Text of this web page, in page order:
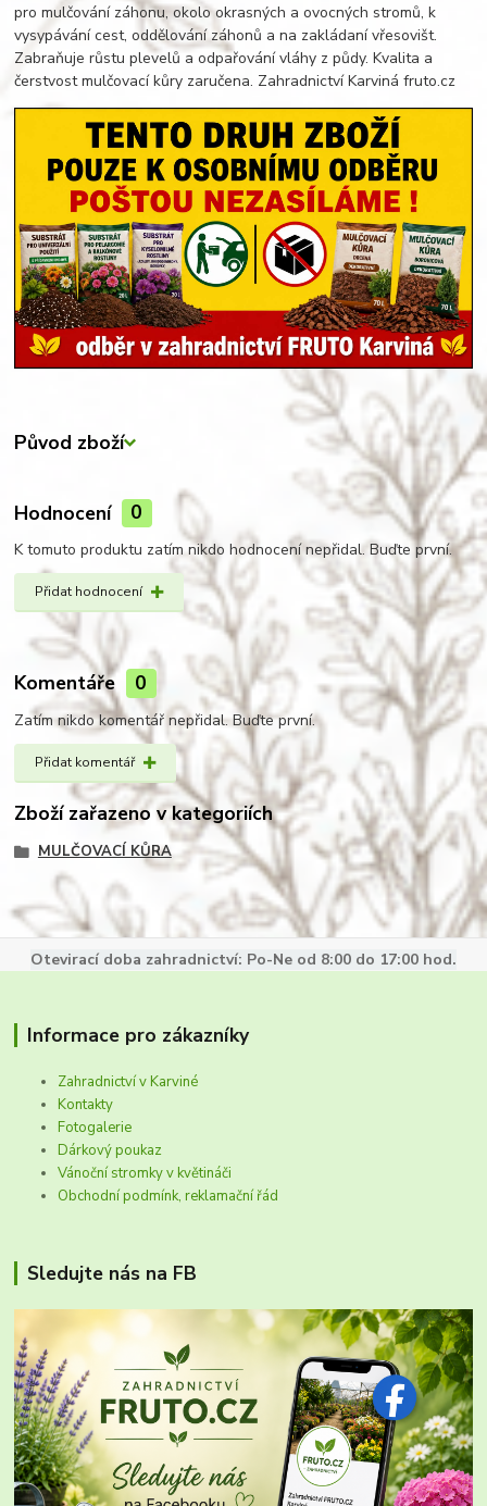
pro mulčování záhonu, okolo okrasných a ovocných stromů, k
vysypávání cest, oddělování záhonů a na zakládaní vřesovišt.
Zabraňuje růstu plevelů a odpařování vláhy z půdy. Kvalita a
čerstvost mulčovací kůry zaručena. Zahradnictví Karviná fruto.cz
Původ zboží
Hodnocení 0
K tomuto produktu zatím nikdo hodnocení nepřidal. Buďte první.
Přidat hodnocení
Komentáře 0
Zatím nikdo komentář nepřidal. Buďte první.
Přidat komentář
Zboží zařazeno v kategoriích
MULČOVACÍ KŮRA
Otevirací doba zahradnictví: Po-Ne od 8:00 do 17:00 hod.
Informace pro zákazníky
Zahradnictví v Karviné
Kontakty
Fotogalerie
Dárkový poukaz
Vánoční stromky v květináči
Obchodní podmínk, reklamační řád
Sledujte nás na FB